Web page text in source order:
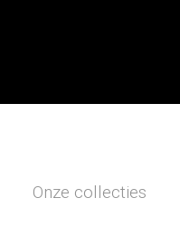
Onze collecties